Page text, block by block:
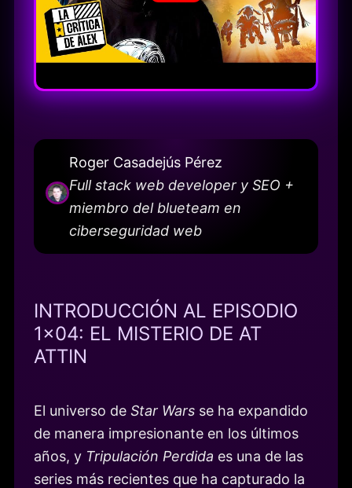
Roger Casadejús Pérez
Full stack web developer y SEO +
miembro del blueteam en
ciberseguridad web
INTRODUCCIÓN AL EPISODIO
1×04: EL MISTERIO DE AT
ATTIN
El universo de Star Wars se ha expandido
de manera impresionante en los últimos
años, y Tripulación Perdida es una de las
series más recientes que ha capturado la